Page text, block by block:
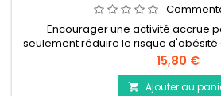
Encourager une activité accrue
seulement réduire le risque d'obésité
également améliorer le
problèmes de santé
Prix
15,80 €
 Ajouter au